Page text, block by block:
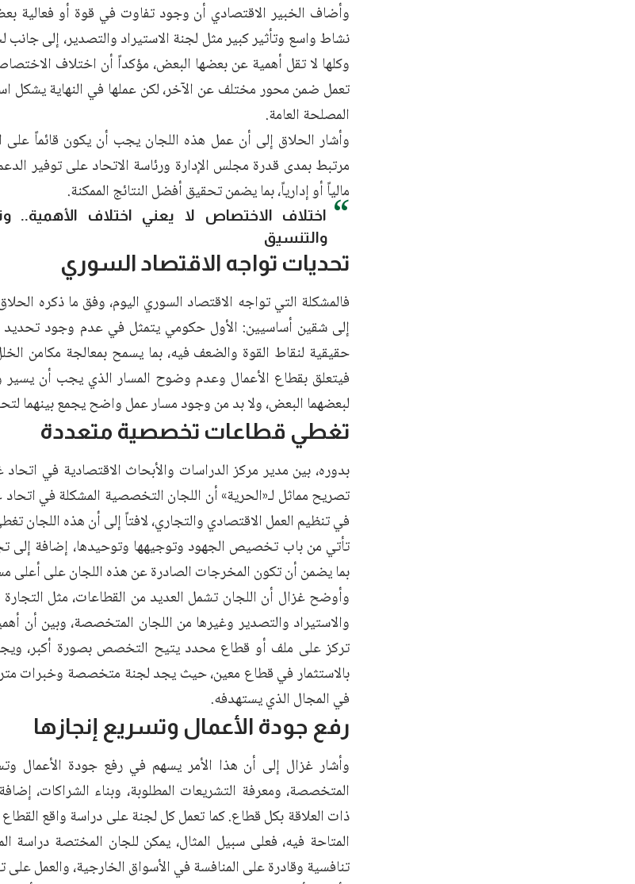
وأضاف الخبير الاقتصادي أن وجود تفاوت في قوة أو فعالية
نشاط واسع وتأثير كبير مثل لجنة الاستيراد والتصدير، إلى جانب
وكلها لا تقل أهمية عن بعضها البعض، مؤكداً أن اختلاف
تعمل ضمن محور مختلف عن الآخر، لكن عملها في النهاية يشكل
المصلحة العامة.
وأشار الحلاق إلى أن عمل هذه اللجان يجب أن يكون قائماً على
مرتبط بمدى قدرة مجلس الإدارة ورئاسة الاتحاد على توفير
مالياً أو إدارياً، بما يضمن تحقيق أفضل النتائج الممكنة.
اختلاف الاختصاص لا يعني اختلاف الأهمية..
والتنسيق
تحديات تواجه الاقتصاد السوري
فالمشكلة التي تواجه الاقتصاد السوري اليوم، وفق ما ذكره
إلى شقين أساسيين: الأول حكومي يتمثل في عدم وجود تحديد
حقيقية لنقاط القوة والضعف فيه، بما يسمح بمعالجة مكامن
فيتعلق بقطاع الأعمال وعدم وضوح المسار الذي يجب أن يسير
لبعضهما البعض، ولا بد من وجود مسار عمل واضح يجمع بينهما
تغطي قطاعات تخصصية متعددة
بدوره، بين مدير مركز الدراسات والأبحاث الاقتصادية في
تصريح مماثل لـ«الحرية» أن اللجان التخصصية المشكلة في
في تنظيم العمل الاقتصادي والتجاري، لافتاً إلى أن هذه
تأتي من باب تخصيص الجهود وتوجيهها وتوحيدها، إضافة إلى
بما يضمن أن تكون المخرجات الصادرة عن هذه اللجان على أعلى
وأوضح غزال أن اللجان تشمل العديد من القطاعات، مثل التجارة
والاستيراد والتصدير وغيرها من اللجان المتخصصة، وبين أن
تركز على ملف أو قطاع محدد يتيح التخصص بصورة أكبر،
بالاستثمار في قطاع معين، حيث يجد لجنة متخصصة وخبرات
في المجال الذي يستهدفه.
رفع جودة الأعمال وتسريع إنجازها
وأشار غزال إلى أن هذا الأمر يسهم في رفع جودة الأعمال
المتخصصة، ومعرفة التشريعات المطلوبة، وبناء الشراكات،
ذات العلاقة بكل قطاع. كما تعمل كل لجنة على دراسة واقع
المتاحة فيه، فعلى سبيل المثال، يمكن للجان المختصة دراسة
تنافسية وقادرة على المنافسة في الأسواق الخارجية، والعمل